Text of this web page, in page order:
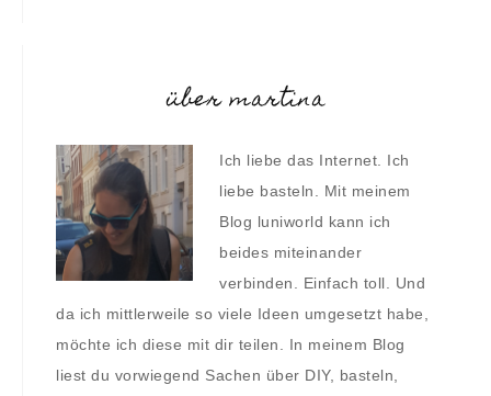
über martina
Ich liebe das Internet. Ich
liebe basteln. Mit meinem
Blog luniworld kann ich
beides miteinander
verbinden. Einfach toll. Und
da ich mittlerweile so viele Ideen umgesetzt habe,
möchte ich diese mit dir teilen. In meinem Blog
liest du vorwiegend Sachen über DIY, basteln,